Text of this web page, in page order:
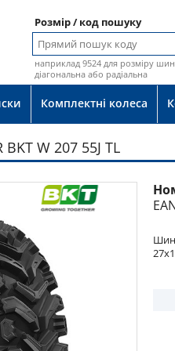
Розмір / код пошуку
наприклад 9524 для розміру
діагональна або радіальна
Комплектні колеса
BKT W 207 55J TL